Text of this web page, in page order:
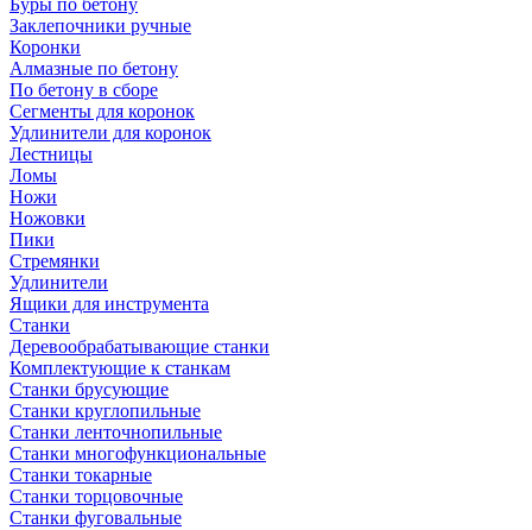
Буры по бетону
Заклепочники ручные
Коронки
Алмазные по бетону
По бетону в сборе
Сегменты для коронок
Удлинители для коронок
Лестницы
Ломы
Ножи
Ножовки
Пики
Стремянки
Удлинители
Ящики для инструмента
Станки
Деревообрабатывающие станки
Комплектующие к станкам
Станки брусующие
Станки круглопильные
Станки ленточнопильные
Станки многофункциональные
Станки токарные
Станки торцовочные
Станки фуговальные